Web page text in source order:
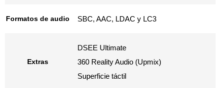
Formatos de audio SBC, AAC, LDAC y LC3
Extras
DSEE Ultimate
360 Reality Audio (Upmix)
Superficie táctil